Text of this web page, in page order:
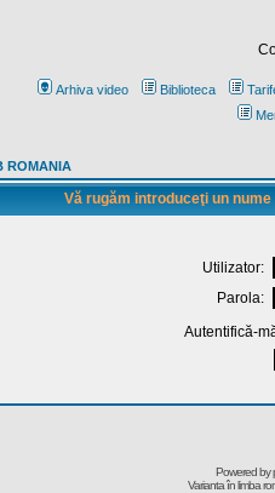
Arhiva video Biblioteca
ROMANIA
Vă rugăm introduceţi un
Utilizator:
Parola:
Autentifică-
Powered by
Varianta în limba